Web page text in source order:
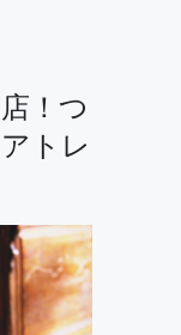
！つ
トレ